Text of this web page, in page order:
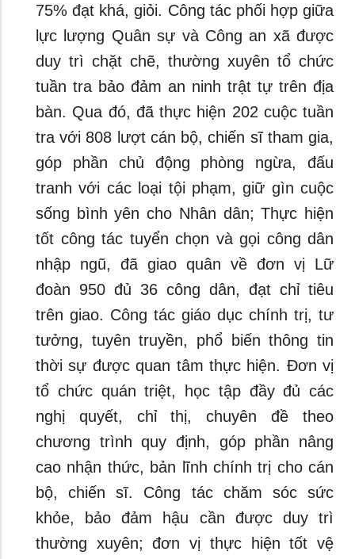
75% đạt khá, giỏi. Công tác phối hợp giữa
lực lượng Quân sự và Công an xã được
duy trì chặt chẽ, thường xuyên tổ chức
tuần tra bảo đảm an ninh trật tự trên địa
bàn. Qua đó, đã thực hiện 202 cuộc tuần
tra với 808 lượt cán bộ, chiến sĩ tham gia,
góp phần chủ động phòng ngừa, đấu
tranh với các loại tội phạm, giữ gìn cuộc
sống bình yên cho Nhân dân; Thực hiện
tốt công tác tuyển chọn và gọi công dân
nhập ngũ, đã giao quân về đơn vị Lữ
đoàn 950 đủ 36 công dân, đạt chỉ tiêu
trên giao. Công tác giáo dục chính trị, tư
tưởng, tuyên truyền, phổ biến thông tin
thời sự được quan tâm thực hiện. Đơn vị
tổ chức quán triệt, học tập đầy đủ các
nghị quyết, chỉ thị, chuyên đề theo
chương trình quy định, góp phần nâng
cao nhận thức, bản lĩnh chính trị cho cán
bộ, chiến sĩ. Công tác chăm sóc sức
khỏe, bảo đảm hậu cần được duy trì
thường xuyên; đơn vị thực hiện tốt vệ